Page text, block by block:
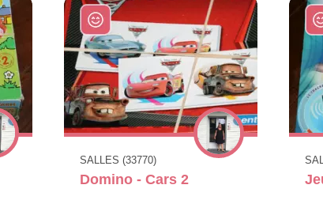
SALLES (33770)
Domino - Cars 2